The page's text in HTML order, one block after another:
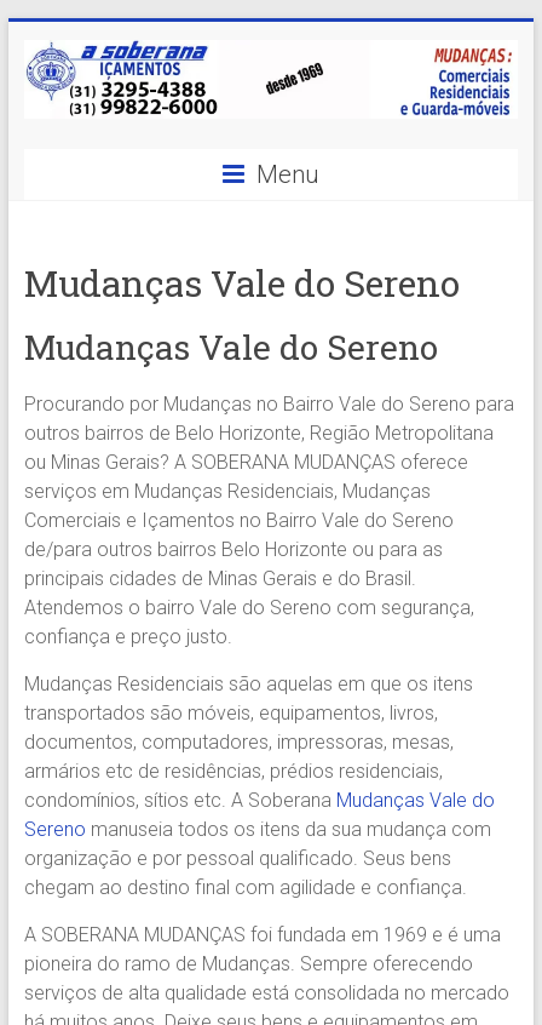
content
A
MELHOR
em
Içamentos
em
BH
e
Região.
Segurança,
Agilidade
e
31.2510-
2122.
BH
com
A
Soberana
Içamentos.
Menu
Mudanças Vale do Sereno
Mudanças Vale do Sereno
Procurando por Mudanças no Bairro Vale do Sereno para
outros bairros de Belo Horizonte, Região Metropolitana
ou Minas Gerais? A SOBERANA MUDANÇAS oferece
serviços em Mudanças Residenciais, Mudanças
Comerciais e Içamentos no Bairro Vale do Sereno
de/para outros bairros Belo Horizonte ou para as
principais cidades de Minas Gerais e do Brasil.
Atendemos o bairro Vale do Sereno com segurança,
confiança e preço justo.
Mudanças Residenciais são aquelas em que os itens
transportados são móveis, equipamentos, livros,
documentos, computadores, impressoras, mesas,
armários etc de residências, prédios residenciais,
condomínios, sítios etc. A Soberana Mudanças Vale do
Sereno manuseia todos os itens da sua mudança com
organização e por pessoal qualificado. Seus bens
chegam ao destino final com agilidade e confiança.
A SOBERANA MUDANÇAS foi fundada em 1969 e é uma
pioneira do ramo de Mudanças. Sempre oferecendo
serviços de alta qualidade está consolidada no mercado